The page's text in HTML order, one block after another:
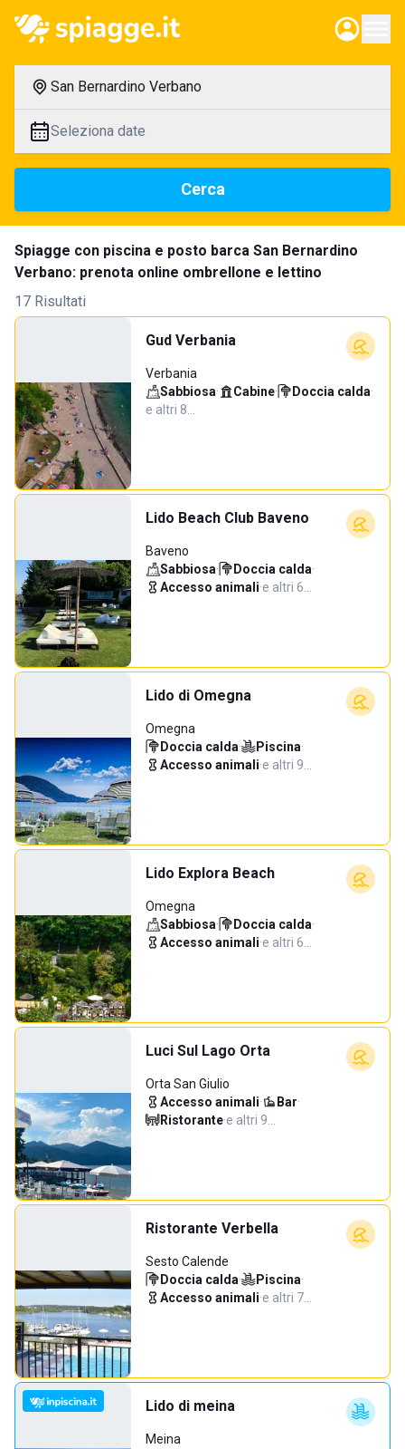
San Bernardino Verbano
Seleziona date
Cerca
Spiagge con piscina e posto barca San Bernardino
Verbano: prenota online ombrellone e lettino
17 Risultati
Gud Verbania
Verbania
Sabbiosa· Cabine· Doccia calda·
e altri 8…
Lido Beach Club Baveno
Baveno
Sabbiosa· Doccia calda·
Accesso animali·e altri 6…
Lido di Omegna
Omegna
Doccia calda· Piscina·
Accesso animali·e altri 9…
Lido Explora Beach
Omegna
Sabbiosa· Doccia calda·
Accesso animali·e altri 6…
Luci Sul Lago Orta
Orta San Giulio
Accesso animali· Bar·
Ristorante·e altri 9…
Ristorante Verbella
Sesto Calende
Doccia calda· Piscina·
Accesso animali·e altri 7…
Lido di meina
Meina